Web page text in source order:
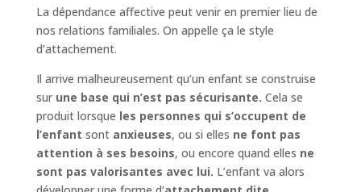
La dépendance affective peut venir en premier lieu de
nos relations familiales. On appelle ça le style
d’attachement.
Il arrive malheureusement qu’un enfant se construise
sur une base qui n’est pas sécurisante. Cela se
produit lorsque les personnes qui s’occupent de
l’enfant sont anxieuses, ou si elles ne font pas
attention à ses besoins, ou encore quand elles ne
sont pas valorisantes avec lui. L’enfant va alors